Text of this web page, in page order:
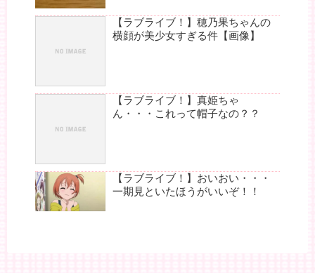
【ラブライブ！】穂乃果ちゃんの
横顔が美少女すぎる件【画像】
【ラブライブ！】真姫ちゃ
ん・・・これって帽子なの？？
【ラブライブ！】おいおい・・・
一期見といたほうがいいぞ！！